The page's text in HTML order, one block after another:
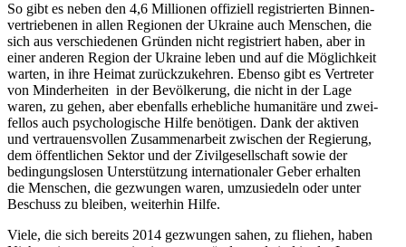
So gibt es neben den 4,6 Mil­lio­nen offi­zi­ell regis­trier­ten Bin­nen­
ver­trie­be­nen in allen Regio­nen der Ukraine auch Men­schen, die
sich aus ver­schie­de­nen Gründen nicht regis­triert haben, aber in
einer anderen Region der Ukraine leben und auf die Mög­lich­keit
warten, in ihre Heimat zurück­zu­keh­ren. Ebenso gibt es Ver­tre­ter
von Min­der­hei­ten in der Bevöl­ke­rung, die nicht in der Lage
waren, zu gehen, aber eben­falls erheb­li­che huma­ni­täre und zwei­
fel­los auch psy­cho­lo­gi­sche Hilfe benö­ti­gen. Dank der aktiven
und ver­trau­ens­vol­len Zusam­men­ar­beit zwi­schen der Regie­rung,
dem öffent­li­chen Sektor und der Zivil­ge­sell­schaft sowie der
bedin­gungs­lo­sen Unter­stüt­zung inter­na­tio­na­ler Geber erhal­ten
die Men­schen, die gezwun­gen waren, umzu­sie­deln oder unter
Beschuss zu bleiben, wei­ter­hin Hilfe.
Viele, die sich bereits 2014 gezwun­gen sahen, zu fliehen, haben